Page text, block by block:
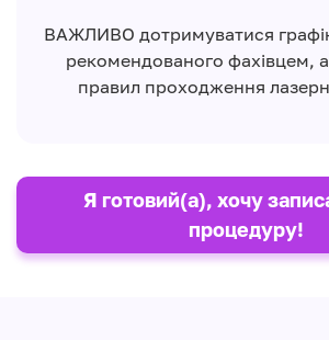
ВАЖЛИВО дотримуватися
рекомендованого фахівцем,
правил проходження
Я готовий(а), хочу
процедуру!